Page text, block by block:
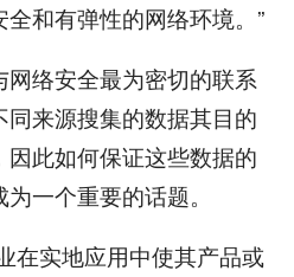
和有弹性的网络环境。”
络安全最为密切的联系
来源搜集的数据其目的
此如何保证这些数据的
一个重要的话题。
实地应用中使其产品或